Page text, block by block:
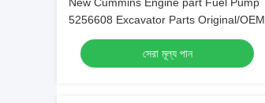
5256608 Excavator Parts Original/OEM
সেরা মূল্য পান